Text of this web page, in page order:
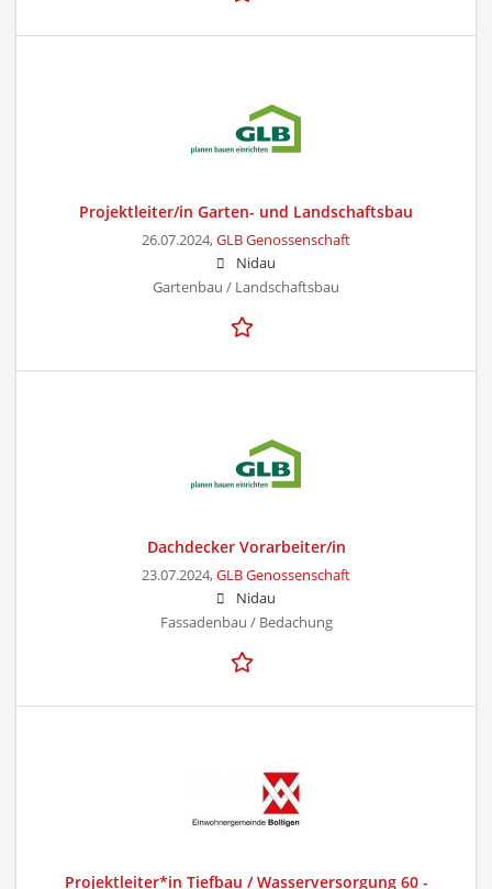
Projektleiter/in Garten- und Landschaftsbau
26.07.2024,GLB Genossenschaft
Nidau
Gartenbau / Landschaftsbau
Dachdecker Vorarbeiter/in
23.07.2024,GLB Genossenschaft
Nidau
Fassadenbau / Bedachung
Projektleiter*in Tiefbau / Wasserversorgung 60 -